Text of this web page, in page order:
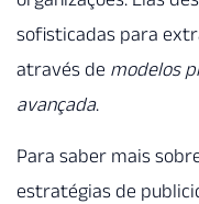
sofisticadas para
através de modelos
avançada.
Para saber mais
estratégias de